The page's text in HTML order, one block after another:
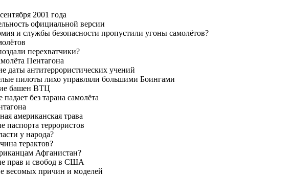
2001 года
официальной версии
и службы безопасности пропустили угоны самолётов?
перехватчики?
Пентагона
даты антитеррористических учений
пилоты лихо управляли большими Боингами
башен ВТЦ
падает без тарана самолёта
американская трава
паспорта террористов
у народа?
терактов?
Афганистан?
прав и свобод в США
весомых причин и моделей